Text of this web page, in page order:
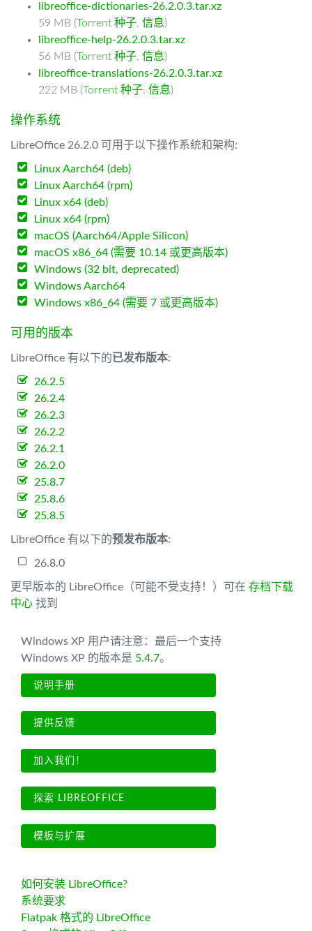
libreoffice-dictionaries-26.2.0.3.tar.xz
59 MB (Torrent 种子, 信息)
libreoffice-help-26.2.0.3.tar.xz
56 MB (Torrent 种子, 信息)
libreoffice-translations-26.2.0.3.tar.xz
222 MB (Torrent 种子, 信息)
操作系统
LibreOffice 26.2.0 可用于以下操作系统和架构:
Linux Aarch64 (deb)
Linux Aarch64 (rpm)
Linux x64 (deb)
Linux x64 (rpm)
macOS (Aarch64/Apple Silicon)
macOS x86_64 (需要 10.14 或更高版本)
Windows (32 bit, deprecated)
Windows Aarch64
Windows x86_64 (需要 7 或更高版本)
可用的版本
LibreOffice 有以下的已发布版本:
26.2.5
26.2.4
26.2.3
26.2.2
26.2.1
26.2.0
25.8.7
25.8.6
25.8.5
LibreOffice 有以下的预发布版本:
26.8.0
更早版本的 LibreOffice（可能不受支持！）可在 存档下载
中心 找到
Windows XP 用户请注意：最后一个支持
Windows XP 的版本是 5.4.7。
说明手册
提供反馈
加入我们！
探索 LIBREOFFICE
模板与扩展
如何安装 LibreOffice?
系统要求
Flatpak 格式的 LibreOffice